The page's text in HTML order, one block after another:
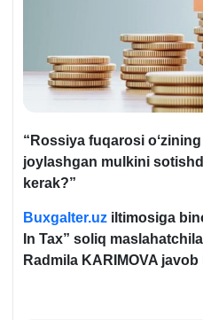
“Rossiya fuqarosi
joylashgan mulkini
kerak?”
Buxgalter.uz iltimosiga
In Tax” soliq
Radmila KARIMOVA javob